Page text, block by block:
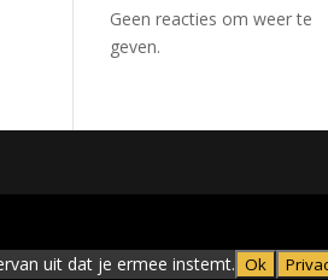
Geen reacties om weer te
geven.
uit dat je ermee instemt. Ok